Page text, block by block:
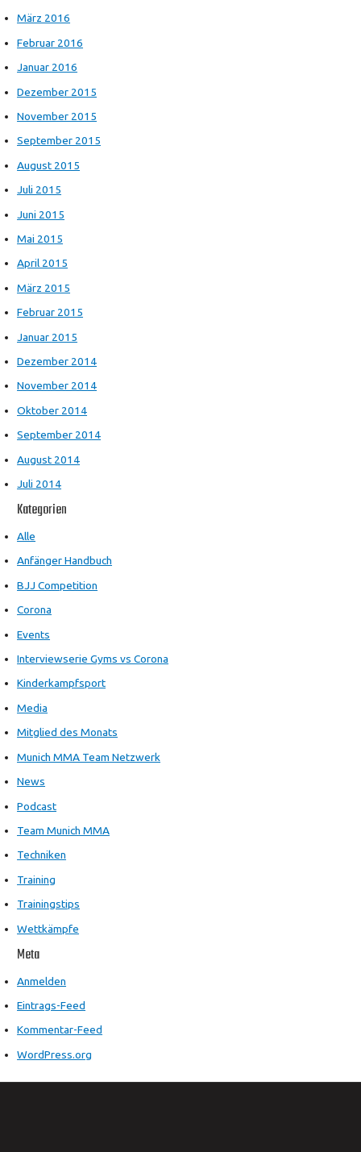
März 2016
Februar 2016
Januar 2016
Dezember 2015
November 2015
September 2015
August 2015
Juli 2015
Juni 2015
Mai 2015
April 2015
März 2015
Februar 2015
Januar 2015
Dezember 2014
November 2014
Oktober 2014
September 2014
August 2014
Juli 2014
Kategorien
Alle
Anfänger Handbuch
BJJ Competition
Corona
Events
Interviewserie Gyms vs Corona
Kinderkampfsport
Media
Mitglied des Monats
Munich MMA Team Netzwerk
News
Podcast
Team Munich MMA
Techniken
Training
Trainingstips
Wettkämpfe
Meta
Anmelden
Eintrags-Feed
Kommentar-Feed
WordPress.org